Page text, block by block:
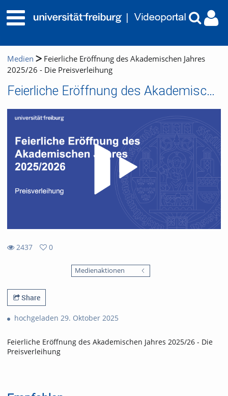
Medien
Feierliche Eröffnung des Akademischen Jahres
2025/26 - Die Preisverleihung
Feierliche Eröffnung des Akademischen Jahres 2025/26 - Die Preisverleihung
2437
0
Medienaktionen
Share
hochgeladen 29. Oktober 2025
Feierliche Eröffnung des Akademischen Jahres 2025/26 - Die
Preisverleihung